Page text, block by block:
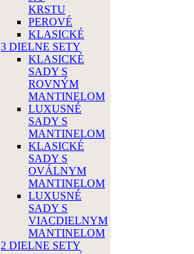
KRSTU
PEROVÉ
KLASICKÉ
3 DIELNE SETY
KLASICKÉ
SADY S
ROVNÝM
MANTINELOM
LUXUSNÉ
SADY S
MANTINELOM
KLASICKÉ
SADY S
OVÁLNYM
MANTINELOM
LUXUSNÉ
SADY S
VIACDIELNYM
MANTINELOM
2 DIELNE SETY